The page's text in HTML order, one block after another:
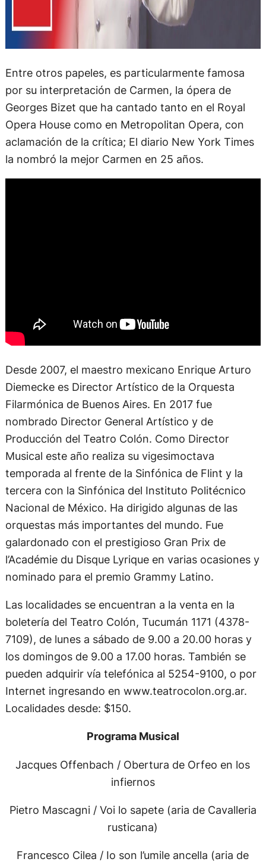
Entre otros papeles, es particularmente famosa
por su interpretación de Carmen, la ópera de
Georges Bizet que ha cantado tanto en el Royal
Opera House como en Metropolitan Opera, con
aclamación de la crítica; El diario New York Times
la nombró la mejor Carmen en 25 años.
Desde 2007, el maestro mexicano Enrique Arturo
Diemecke es Director Artístico de la Orquesta
Filarmónica de Buenos Aires. En 2017 fue
nombrado Director General Artístico y de
Producción del Teatro Colón. Como Director
Musical este año realiza su vigesimoctava
temporada al frente de la Sinfónica de Flint y la
tercera con la Sinfónica del Instituto Politécnico
Nacional de México. Ha dirigido algunas de las
orquestas más importantes del mundo. Fue
galardonado con el prestigioso Gran Prix de
l’Académie du Disque Lyrique en varias ocasiones y
nominado para el premio Grammy Latino.
Las localidades se encuentran a la venta en la
boletería del Teatro Colón, Tucumán 1171 (4378-
7109), de lunes a sábado de 9.00 a 20.00 horas y
los domingos de 9.00 a 17.00 horas. También se
pueden adquirir vía telefónica al 5254-9100, o por
Internet ingresando en www.teatrocolon.org.ar.
Localidades desde: $150.
Programa Musical
Jacques Offenbach / Obertura de Orfeo en los
infiernos
Pietro Mascagni / Voi lo sapete (aria de Cavalleria
rusticana)
Francesco Cilea / Io son l’umile ancella (aria de